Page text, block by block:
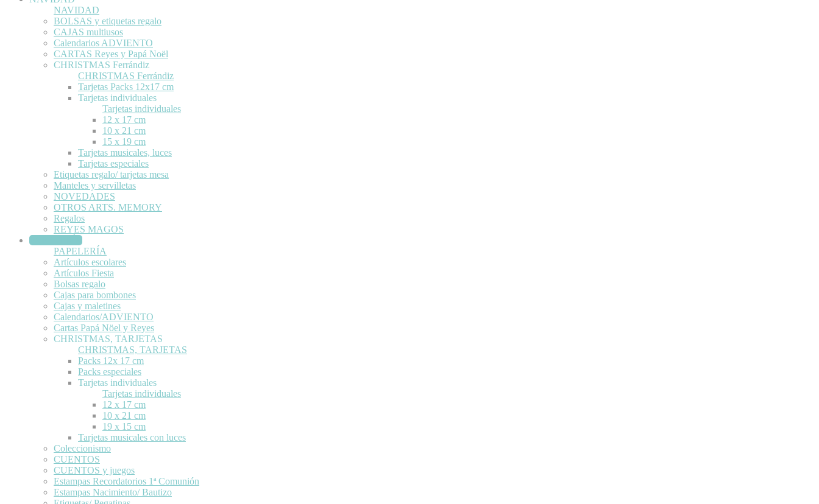
NAVIDAD
BOLSAS y etiquetas regalo
CAJAS multiusos
Calendarios ADVIENTO
CARTAS Reyes y Papá Noël
CHRISTMAS Ferrándiz
CHRISTMAS Ferrándiz
Tarjetas Packs 12x17 cm
Tarjetas individuales
Tarjetas individuales
12 x 17 cm
10 x 21 cm
15 x 19 cm
Tarjetas musicales, luces
Tarjetas especiales
Etiquetas regalo/ tarjetas mesa
Manteles y servilletas
NOVEDADES
OTROS ARTS. MEMORY
Regalos
REYES MAGOS
PAPELERÍA
PAPELERÍA
Artículos escolares
Artículos Fiesta
Bolsas regalo
Cajas para bombones
Cajas y maletines
Calendarios/ADVIENTO
Cartas Papá Nöel y Reyes
CHRISTMAS, TARJETAS
CHRISTMAS, TARJETAS
Packs 12x 17 cm
Packs especiales
Tarjetas individuales
Tarjetas individuales
12 x 17 cm
10 x 21 cm
19 x 15 cm
Tarjetas musicales con luces
Coleccionismo
CUENTOS
CUENTOS y juegos
Estampas Recordatorios 1ª Comunión
Estampas Nacimiento/ Bautizo